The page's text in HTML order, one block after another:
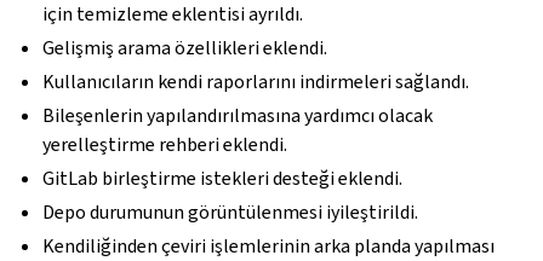
için temizleme eklentisi ayrıldı.
Gelişmiş arama özellikleri eklendi.
Kullanıcıların kendi raporlarını indirmeleri sağlandı.
Bileşenlerin yapılandırılmasına yardımcı olacak
yerelleştirme rehberi eklendi.
GitLab birleştirme istekleri desteği eklendi.
Depo durumunun görüntülenmesi iyileştirildi.
Kendiliğinden çeviri işlemlerinin arka planda yapılması